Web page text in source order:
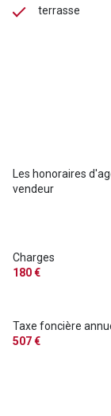
terrasse
Les honoraires
vendeur
Charges
180 €
Taxe foncière
507 €